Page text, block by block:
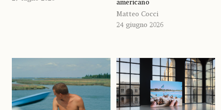
americano
Matteo Cocci
24 giugno 2026